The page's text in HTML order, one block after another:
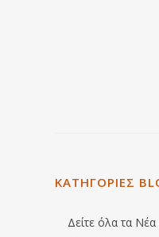
ΚΑΤΗΓΟΡΙΕΣ
Δείτε όλα τα